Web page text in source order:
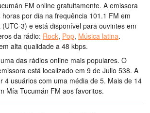
FM online gratuitamente. A emissora
horas por dia na frequência 101.1 FM em
(UTC-3) e está disponível para ouvintes em
da rádio: Rock, Pop, Música latina.
alta qualidade a 48 kbps.
das rádios online mais populares. O
está localizado em 9 de Julio 538. A
4 usuários com uma média de 5. Mais de 14
Mía Tucumán FM aos favoritos.